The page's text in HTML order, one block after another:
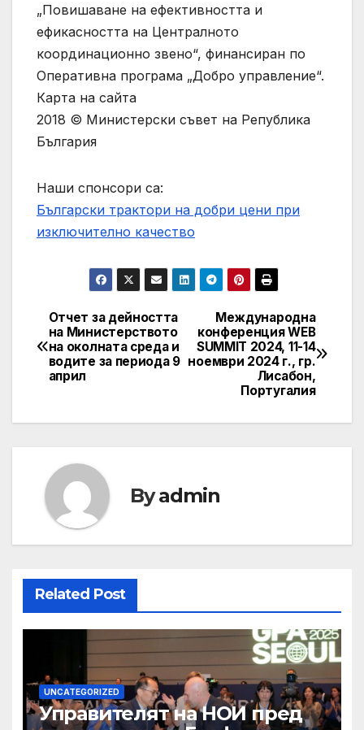
„Повишаване на ефективността и
ефикасността на Централното
координационно звено“, финансиран по
Оперативна програма „Добро управление“.
Карта на сайта
2018 © Министерски съвет на Република
България
Наши спонсори са:
Български трактори на добри цени при
изключително качество
Post
navigation
Международна
конференция WEB
SUMMIT 2024, 11-14
ноември 2024 г., гр.
Лисабон,
Португалия
Отчет за дейността
на Министерството
на околната среда и
водите за периода 9
април
Byadmin
Related Post
UNCATEGORIZED
Управителят на НОИ пред